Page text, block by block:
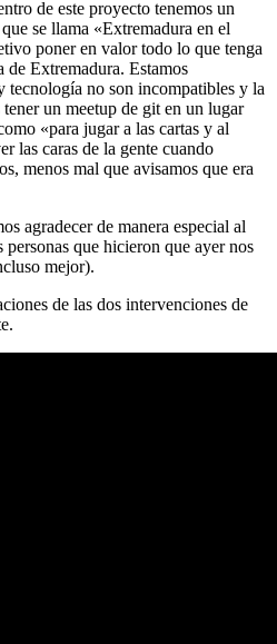
de este proyecto tenemos un
se llama «Extremadura en el
poner en valor todo lo que tenga
de Extremadura. Estamos
tecnología no son incompatibles y la
un meetup de git en un lugar
«para jugar a las cartas y al
las caras de la gente cuando
menos mal que avisamos que era
agradecer de manera especial al
que hicieron que ayer nos
mejor).
de las dos intervenciones de